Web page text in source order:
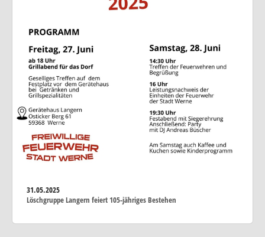
31.05.2025
Löschgruppe Langern feiert 105-jähriges Bestehen